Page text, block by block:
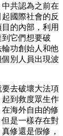
共認為之前在
國際社會的反
的內部，利用
它們想要破
功創始人和他
別人員出現波
去破壞大法項
到救度眾生作
海外自由的修
是一樣存在對
修還是假修，